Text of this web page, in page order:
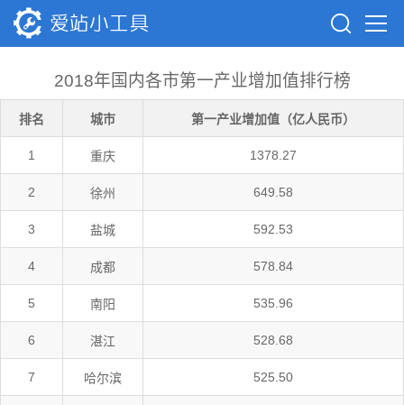
2018年国内各市第一产业增加值排行榜
排名 城市 第一产业增加值（亿人民币）
1 重庆 1378.27
2 徐州 649.58
3 盐城 592.53
4 成都 578.84
5 南阳 535.96
6 湛江 528.68
7 哈尔滨 525.50